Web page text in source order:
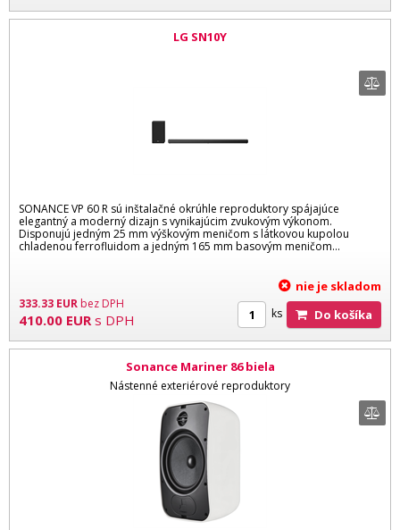
LG SN10Y
SONANCE VP 60 R sú inštalačné okrúhle reproduktory spájajúce
elegantný a moderný dizajn s vynikajúcim zvukovým výkonom.
Disponujú jedným 25 mm výškovým meničom s látkovou kupolou
chladenou ferrofluidom a jedným 165 mm basovým meničom...
333.33 EURbez DPH
410.00 EUR s DPH
nie je skladom
ks Do košíka
Sonance Mariner 86 biela
Nástenné exteriérové reproduktory